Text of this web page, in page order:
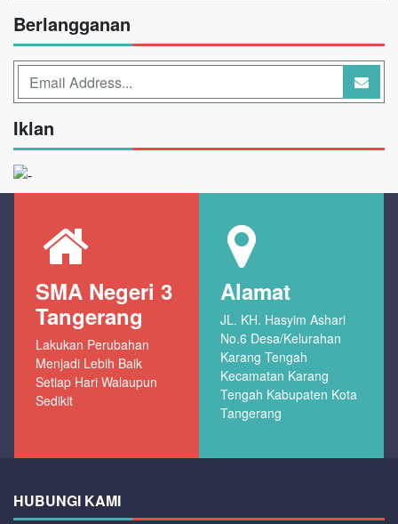
Berlangganan
Iklan
SMA Negeri 3
Tangerang
Lakukan Perubahan
Menjadi Lebih Baik
Setiap Hari Walaupun
Sedikit
Alamat
JL. KH. Hasyim Ashari
No.6 Desa/Kelurahan
Karang Tengah
Kecamatan Karang
Tengah Kabupaten Kota
Tangerang
HUBUNGI KAMI